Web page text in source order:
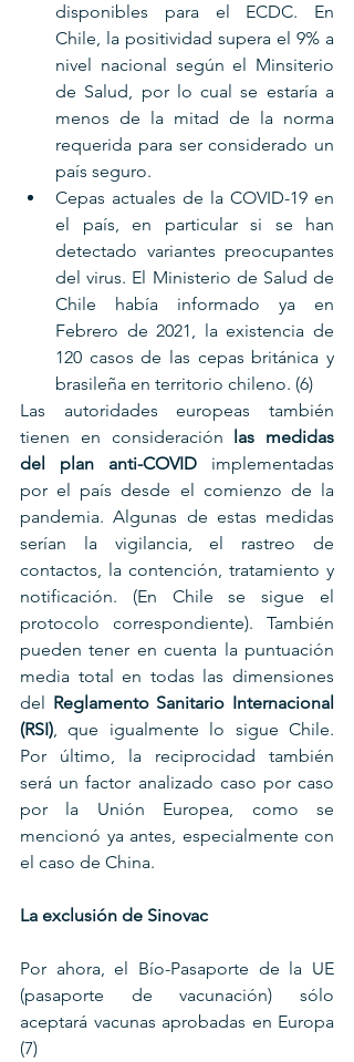
disponibles para el ECDC. En
Chile, la positividad supera el 9% a
nivel nacional según el Minsiterio
de Salud, por lo cual se estaría a
menos de la mitad de la norma
requerida para ser considerado un
país seguro.
Cepas actuales de la COVID-19 en
el país, en particular si se han
detectado variantes preocupantes
del virus. El Ministerio de Salud de
Chile había informado ya en
Febrero de 2021, la existencia de
120 casos de las cepas británica y
brasileña en territorio chileno. (6)
Las autoridades europeas también
tienen en consideración las medidas
del plan anti-COVID implementadas
por el país desde el comienzo de la
pandemia. Algunas de estas medidas
serían la vigilancia, el rastreo de
contactos, la contención, tratamiento y
notificación. (En Chile se sigue el
protocolo correspondiente). También
pueden tener en cuenta la puntuación
media total en todas las dimensiones
del Reglamento Sanitario Internacional
(RSI), que igualmente lo sigue Chile.
Por último, la reciprocidad también
será un factor analizado caso por caso
por la Unión Europea, como se
mencionó ya antes, especialmente con
el caso de China.
La exclusión de Sinovac
Por ahora, el Bío-Pasaporte de la UE
(pasaporte de vacunación) sólo
aceptará vacunas aprobadas en Europa
(7)